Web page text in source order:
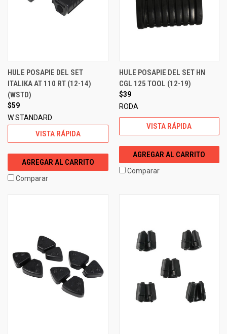
HULE POSAPIE DEL SET
ITALIKA AT 110 RT (12-14)
(WSTD)
$59
W STANDARD
VISTA RÁPIDA
AGREGAR AL CARRITO
Comparar
HULE POSAPIE DEL SET HN
CGL 125 TOOL (12-19)
$39
RODA
VISTA RÁPIDA
AGREGAR AL CARRITO
Comparar